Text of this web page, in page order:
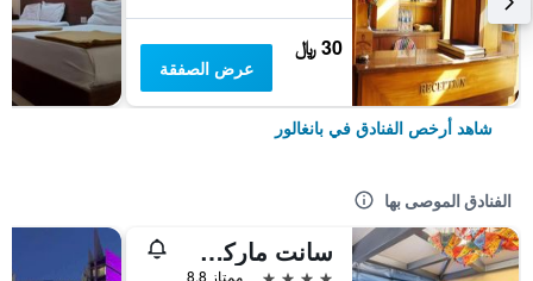
30 ﷼
عرض الصفقة
شاهد أرخص الفنادق في بانغالور
الفنادق الموصى بها
سانت ماركس هوتل بينجالورو، إه ميمبر أوف راديسون إنديفيدوالز
4 نجوم
ممتاز 8.8